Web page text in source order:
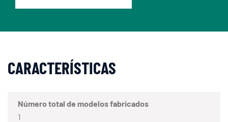
CARACTERÍSTICAS
Número total de modelos fabricados
1